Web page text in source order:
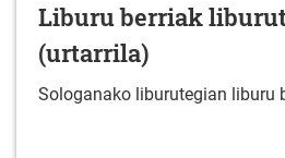
Liburu berriak
(urtarrila)
Sologanako liburutegian liburu